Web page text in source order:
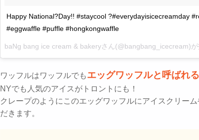
Happy National?Day!! #staycool ?#everydayisicecreamday
#eggwaffle #puffle #hongkongwaffle
baNg bang ice cream & bakeryさん(@bangbang_icecream)
ワッフルはワッフルでもエッグワッフルと呼ばれ
NYでも人気のアイスがトロントにも！
クレープのようにこのエッグワッフルにアイスクリー
だきます。